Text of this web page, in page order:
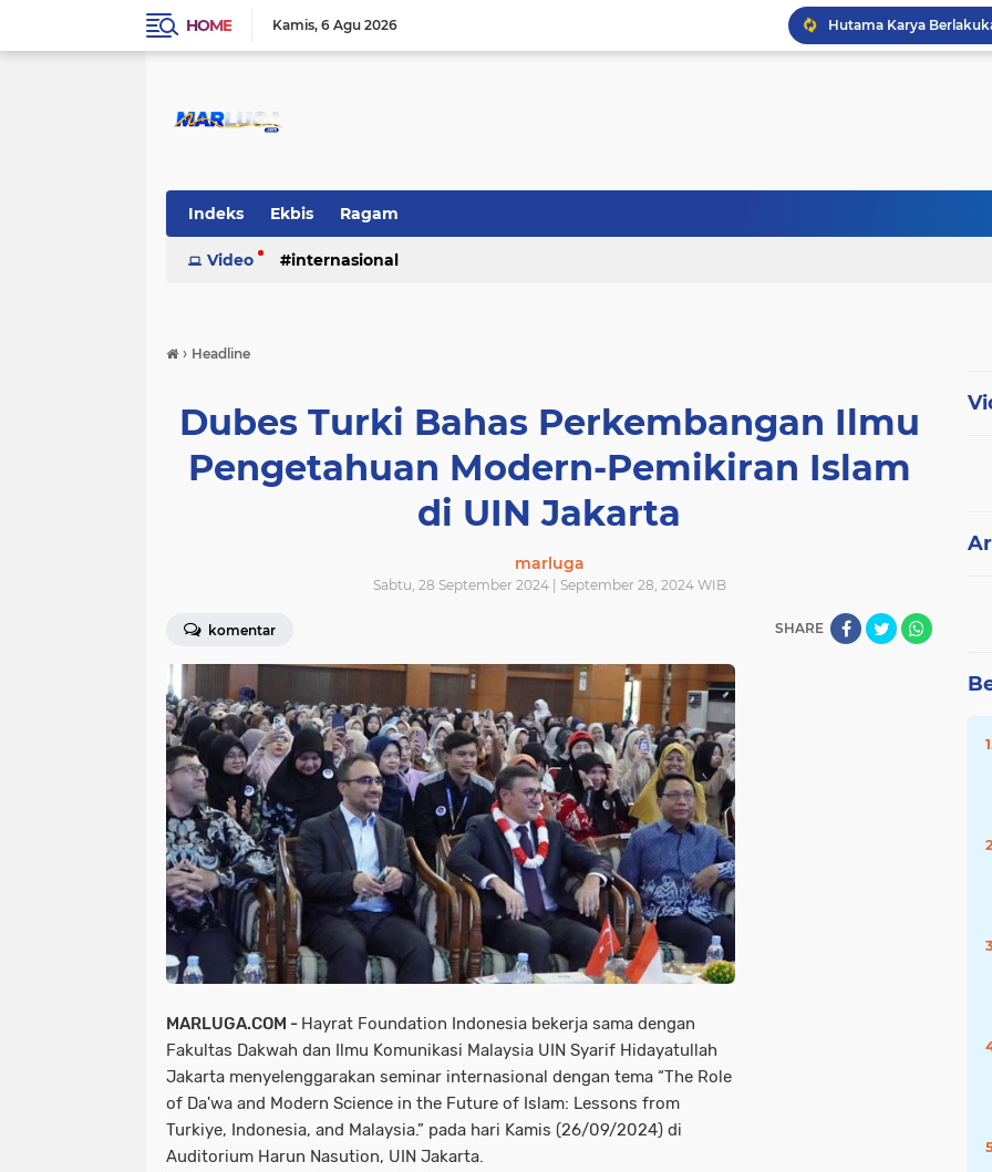
HOME Kamis 6 Agu 2026
Menhan Tinjau Latihan
Indeks Ekbis Ragam
Video internasional
› Headline
Dubes Turki Bahas Perkembangan Ilmu
Pengetahuan Modern-Pemikiran Islam
di UIN Jakarta
marluga
Sabtu, 28 September 2024 | September 28, 2024 WIB
komentar SHARE
MARLUGA.COM - Hayrat Foundation Indonesia bekerja sama dengan
Fakultas Dakwah dan Ilmu Komunikasi Malaysia UIN Syarif Hidayatullah
Jakarta menyelenggarakan seminar internasional dengan tema “The Role
of Da'wa and Modern Science in the Future of Islam: Lessons from
Turkiye, Indonesia, and Malaysia.” pada hari Kamis (26/09/2024) di
Auditorium Harun Nasution, UIN Jakarta.